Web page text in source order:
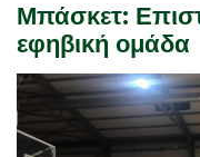
Μπάσκετ:
εφηβική ομάδα